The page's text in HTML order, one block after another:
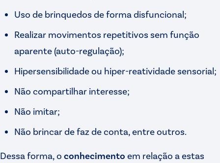
Uso de brinquedos de forma disfuncional;
Realizar movimentos repetitivos sem função
aparente (auto-regulação);
Hipersensibilidade ou hiper-reatividade sensorial;
Não compartilhar interesse;
Não imitar;
Não brincar de faz de conta, entre outros.
Dessa forma, o conhecimento em relação a estas